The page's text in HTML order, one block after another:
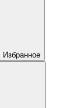
Избранное